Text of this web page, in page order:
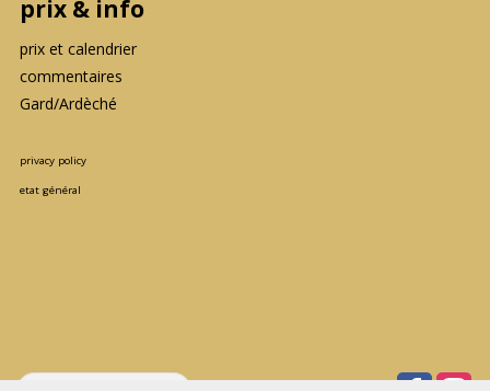
prix & info
prix et calendrier
commentaires
Gard/Ardèché
privacy policy
etat général